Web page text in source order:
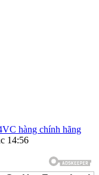
hàng chính hãng
14:56